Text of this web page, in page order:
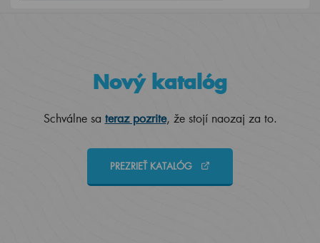
Nový katalóg
Schválne sa teraz pozrite, že stojí naozaj za to.
PREZRIEŤ KATALÓG